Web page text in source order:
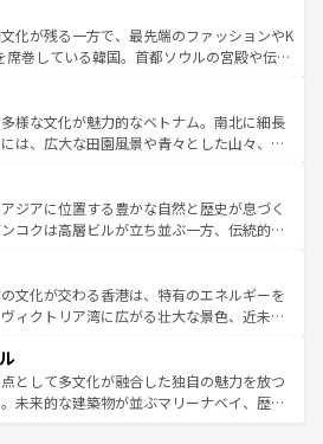
しい。 なお、新着のハワイ情報
覧を参照してほしい。
ビティも充実しており、サーフィンやダイ
ングなど、アウトドア好きにはたまらな
リアの多彩な魅力を存分に味わいつくそ
。
山岳地帯である台湾東部など、都市の喧騒
が共存しており、訪れる人に新しい発見と
てくれる。また、奥深い台湾の食文化も魅
判のスイーツなど、バラエティ豊かな料理
が味わえる。 なお、新着の台湾情報は コンテンツ一覧を参
化が残る一方で、最先端のファッションやK
席巻している韓国。首都ソウルの宮殿や伝統
延ばせば四季折々の自然美を楽しむことが
、キムチや焼肉、絶品のストリートフード
な韓国料理が待っている。夜には、韓国な
ながら、韓国の多彩な魅力を心ゆくまで味
わってみてほしい。 なお、新着の韓国情報はコンテンツ一
しい。
様な文化が魅力的なベトナム。南北に細長
は、広大な田園風景や青々とした山々、世
に伝統が息づく。ハノイの古い町並みやホ
ランス統治時代の建物も、独特の雰囲気を
。また、バラエティの豊かさとおいしさで
バインミー、ベトナムコーヒーなどは、ぜ
たい。どの地域を訪れてもあたたかい人々
てくれるので、きっと忘れられない旅にな
。
ジアに位置する豊かな自然と歴史が息づく
コクは高層ビルが立ち並ぶ一方、伝統的な
ている。北部ではチェンマイなどの山岳地
合い、南部ではプーケットやクラビの美し
ート気分を楽しむことができる。タイ料理
一年中温暖で、どの季節にも異なる楽しみ
親しみやすいタイの人々、仏教を中心とし
多様な観光資源が、訪れる旅人を魅了し続
文化が交わる香港は、特有のエネルギーを
ィクトリア湾に広がる壮大な景色、近未来
ても感動するはず。観光スポットが密集し
く見どころを回れるのも魅力。息をのむよ
化的な体験まで、香港を存分に楽しみ尽く
として多文化が融合した独自の魅力を放つ
未来的な建築物が並ぶマリーナベイ、歴史